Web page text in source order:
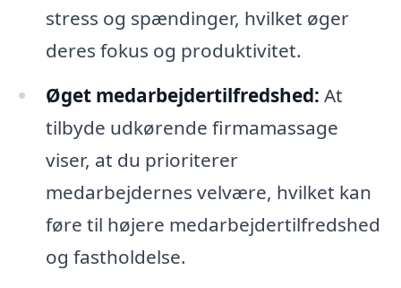
stress og spændinger, hvilket øger
deres fokus og produktivitet.
Øget medarbejdertilfredshed: At
tilbyde udkørende firmamassage
viser, at du prioriterer
medarbejdernes velvære, hvilket kan
føre til højere medarbejdertilfredshed
og fastholdelse.